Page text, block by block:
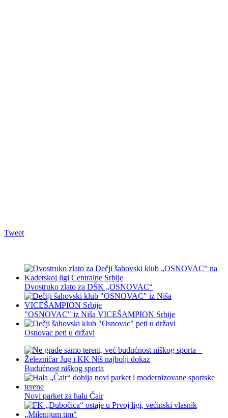
Tweet
Dvostruko zlato za DŠK „OSNOVAC“
"OSNOVAC" iz Niša VICEŠAMPION Srbije
Osnovac peti u državi
Budućnost niškog sporta
Novi parket za halu Čair